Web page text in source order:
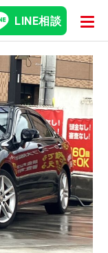
LINE相談